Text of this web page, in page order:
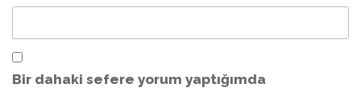
Bir dahaki sefere yorum yaptığımda